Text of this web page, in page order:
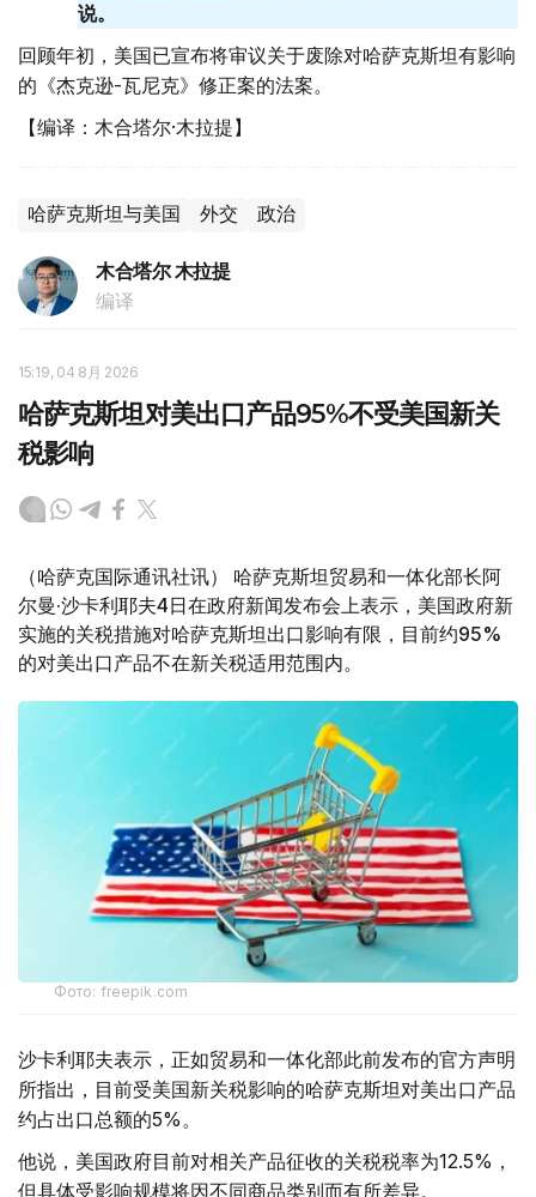
说。
回顾年初，美国已宣布将审议关于废除对哈萨克斯坦有影响
的《杰克逊-瓦尼克》修正案的法案。
【编译：木合塔尔·木拉提】
哈萨克斯坦与美国 外交 政治
木合塔尔 木拉提
编译
15:19, 04 8月 2026
哈萨克斯坦对美出口产品95%不受美国新关
税影响
（哈萨克国际通讯社讯） 哈萨克斯坦贸易和一体化部长阿
尔曼·沙卡利耶夫4日在政府新闻发布会上表示，美国政府新
实施的关税措施对哈萨克斯坦出口影响有限，目前约95%
的对美出口产品不在新关税适用范围内。
Фото: freepik.com
沙卡利耶夫表示，正如贸易和一体化部此前发布的官方声明
所指出，目前受美国新关税影响的哈萨克斯坦对美出口产品
约占出口总额的5%。
他说，美国政府目前对相关产品征收的关税税率为12.5%，
但具体受影响规模将因不同商品类别而有所差异。